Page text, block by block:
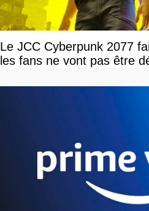
Le JCC Cyberpunk 2077
les fans ne vont pas être